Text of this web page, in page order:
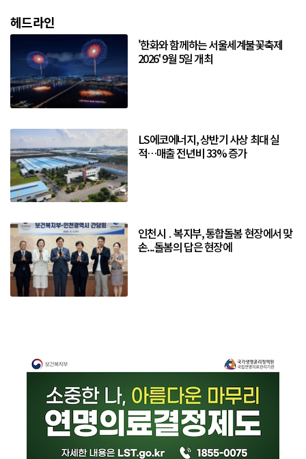
헤드라인
'한화와 함께하는 서울세계불꽃축제
2026' 9월 5일 개최
LS에코에너지, 상반기 사상 최대 실
적…매출 전년비 33% 증가
인천시 ․ 복지부, 통합돌봄 현장에서 맞
손...돌봄의 답은 현장에